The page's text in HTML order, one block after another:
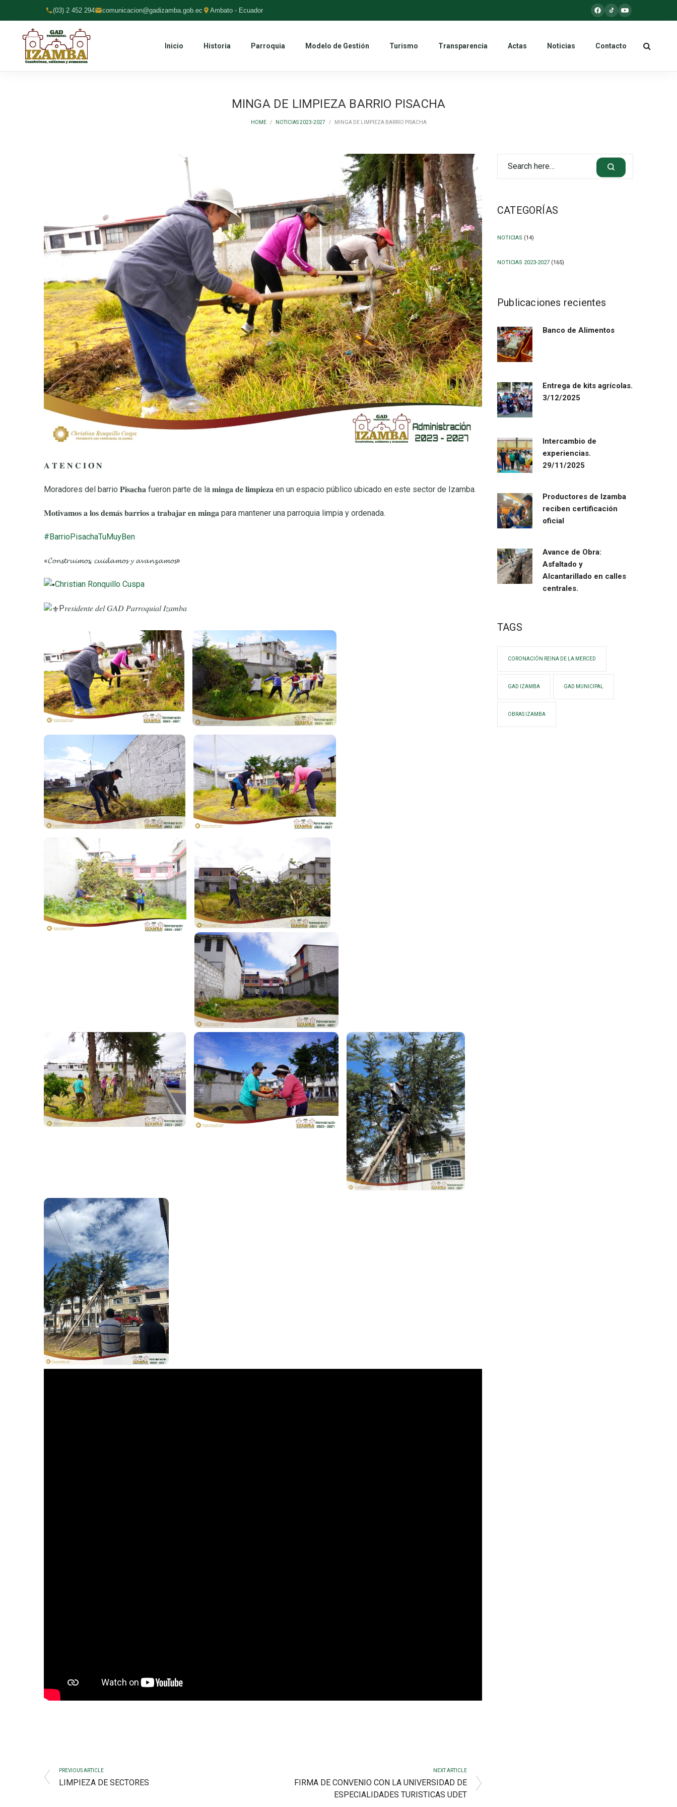
(03) 2 452 294 comunicacion@gadizamba.gob.ec Ambato - Ecuador
Inicio Historia Parroquia Modelo de Gestión Turismo Transparencia Actas Noticias Contacto
MINGA DE LIMPIEZA BARRIO PISACHA
HOME / NOTICIAS 2023-2027 / MINGA DE LIMPIEZA BARRIO PISACHA
𝐀 𝐓 𝐄 𝐍 𝐂 𝐈 𝐎́ 𝐍
Moradores del barrio 𝐏𝐢𝐬𝐚𝐜𝐡𝐚 fueron parte de la 𝐦𝐢𝐧𝐠𝐚 𝐝𝐞 𝐥𝐢𝐦𝐩𝐢𝐞𝐳𝐚 en un espacio público ubicado en este sector de Izamba.
𝐌𝐨𝐭𝐢𝐯𝐚𝐦𝐨𝐬 𝐚 𝐥𝐨𝐬 𝐝𝐞𝐦𝐚́𝐬 𝐛𝐚𝐫𝐫𝐢𝐨𝐬 𝐚 𝐭𝐫𝐚𝐛𝐚𝐣𝐚𝐫 𝐞𝐧 𝐦𝐢𝐧𝐠𝐚 para mantener una parroquia limpia y ordenada.
#BarrioPisachaTuMuyBen
«𝓒𝓸𝓷𝓼𝓽𝓻𝓾𝓲𝓶𝓸𝓼, 𝓬𝓾𝓲𝓭𝓪𝓶𝓸𝓼 𝔂 𝓪𝓿𝓪𝓷𝔃𝓪𝓶𝓸𝓼»
Christian Ronquillo Cuspa
P𝑟𝑒𝑠𝑖𝑑𝑒𝑛𝑡𝑒 𝑑𝑒𝑙 𝐺𝐴𝐷 𝑃𝑎𝑟𝑟𝑜𝑞𝑢𝑖𝑎𝑙 𝐼𝑧𝑎𝑚𝑏𝑎
PREVIOUS ARTICLE
LIMPIEZA DE SECTORES
NEXT ARTICLE
FIRMA DE CONVENIO CON LA UNIVERSIDAD DE
ESPECIALIDADES TURISTICAS UDET
CATEGORÍAS
NOTICIAS (14)
NOTICIAS 2023-2027 (165)
Publicaciones recientes
Banco de Alimentos
Entrega de kits agrícolas.
3/12/2025
Intercambio de
experiencias.
29/11/2025
Productores de Izamba
reciben certificación
oficial
Avance de Obra:
Asfaltado y
Alcantarillado en calles
centrales.
TAGS
CORONACIÓN REINA DE LA MERCED
GAD IZAMBA GAD MUNICIPAL
OBRAS IZAMBA